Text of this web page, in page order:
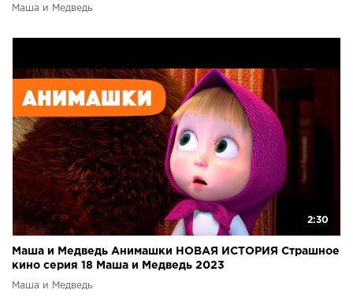
Маша и Медведь
2:30
Маша и Медведь Анимашки НОВАЯ ИСТОРИЯ Страшное
кино серия 18 Маша и Медведь 2023
Маша и Медведь